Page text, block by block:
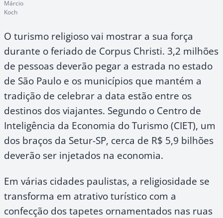
Márcio
Koch
O turismo religioso vai mostrar a sua força
durante o feriado de Corpus Christi. 3,2 milhões
de pessoas deverão pegar a estrada no estado
de São Paulo e os municípios que mantém a
tradição de celebrar a data estão entre os
destinos dos viajantes. Segundo o Centro de
Inteligência da Economia do Turismo (CIET), um
dos braços da Setur-SP, cerca de R$ 5,9 bilhões
deverão ser injetados na economia.
Em várias cidades paulistas, a religiosidade se
transforma em atrativo turístico com a
confecção dos tapetes ornamentados nas ruas